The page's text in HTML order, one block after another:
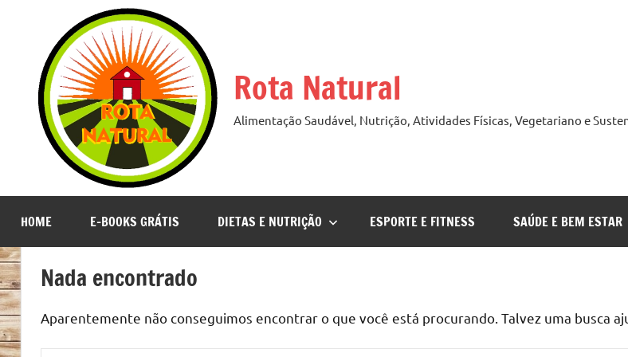
conteúdo
Rota Natural
Alimentação Saudável, Nutrição, Atividades Físicas, Vegetariano e
HOME E-BOOKS GRÁTIS DIETAS E NUTRIÇÃO ESPORTE E FITNESS SAÚDE E BEM ESTAR
Nada encontrado
Aparentemente não conseguimos encontrar o que você está procurando. Talvez uma busca